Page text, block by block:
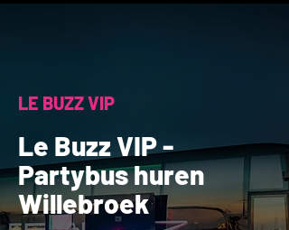
LE BUZZ VIP
Le Buzz VIP -
Partybus huren
Willebroek